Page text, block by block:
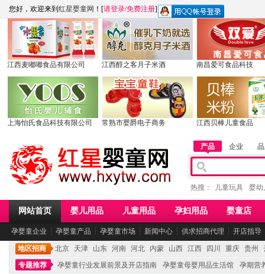
您好，欢迎来到 红星婴童网 ！[请登录/免费注册]
江西麦嘟嘟食品有限公司 江西醇之客月子米酒 南昌爱可食品科技
上海怡氏食品科技有限公司 常熟市婴爵电子商务 江西贝棒儿童食品
产品 企业
热搜： 儿童玩具 婴幼
网站首页 婴儿用品 儿童用品 孕妇用品 婴童店
孕婴童企业 ┆ 孕婴童产品 ┆ 孕婴童市场 ┆ 新闻中心 ┆ 供求招商代理 ┆ 开店指导
地区招商 北京 天津 山东 河南 河北 内蒙 山西 江西 四川 重庆 贵州
专题推荐
孕婴童行业发展前景及开店指南 孕婴童母婴用品生活馆 孕期营